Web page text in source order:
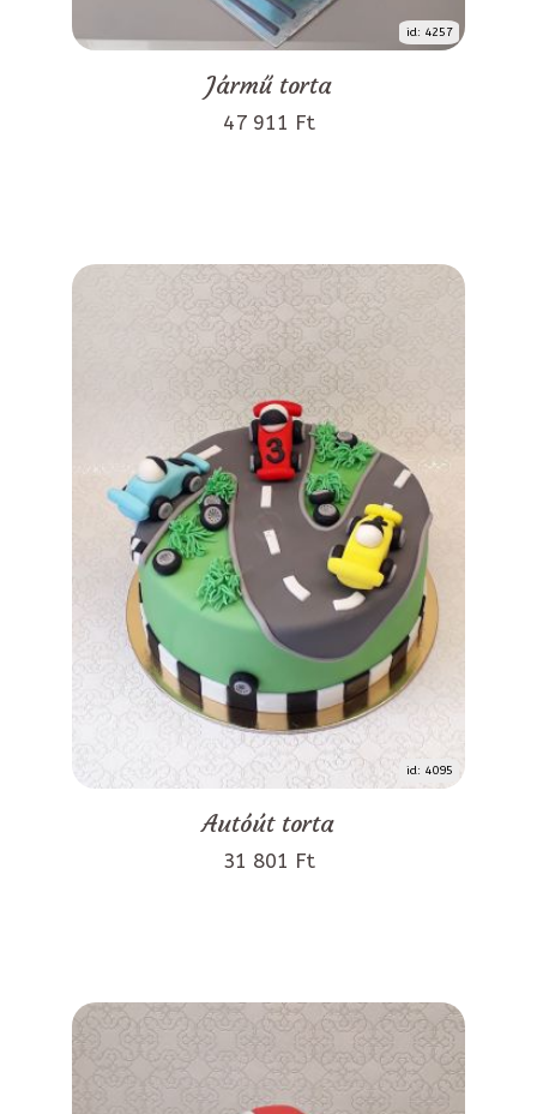
id: 4257
Jármű torta
47 911 Ft
id: 4095
Autóút torta
31 801 Ft